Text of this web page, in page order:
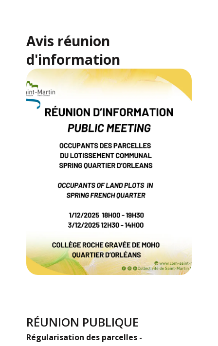
Avis réunion
d'information
RÉUNION PUBLIQUE
Régularisation des parcelles -